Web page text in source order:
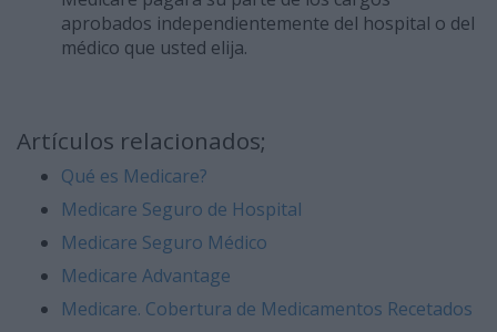
aprobados independientemente del hospital o del
médico que usted elija.
Artículos relacionados;
Qué es Medicare?
Medicare Seguro de Hospital
Medicare Seguro Médico
Medicare Advantage
Medicare. Cobertura de Medicamentos Recetados